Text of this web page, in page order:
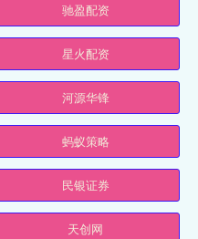
驰盈配资
星火配资
河源华锋
蚂蚁策略
民银证券
天创网